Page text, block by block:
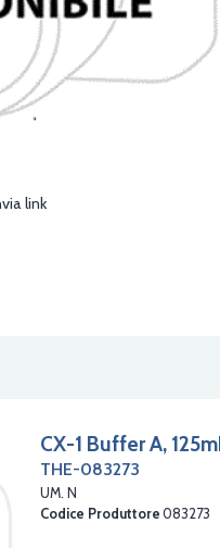
link
CX-1 Buffer A,
THE-083273
UM. N
Codice Produttore 083273